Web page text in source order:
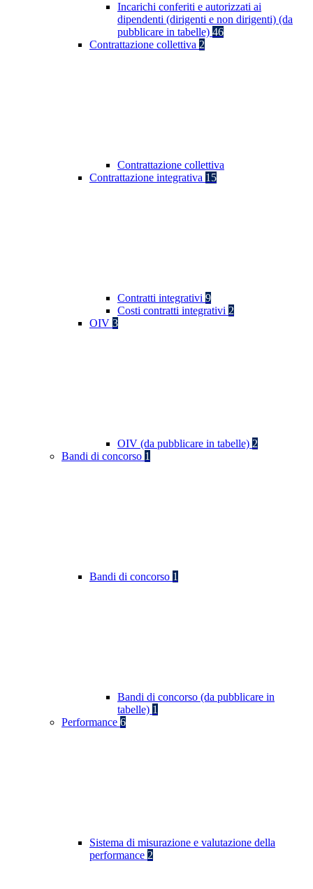
Incarichi conferiti e autorizzati ai
dipendenti (dirigenti e non dirigenti) (da
pubblicare in tabelle) 46
Contrattazione collettiva 2
Contrattazione collettiva
Contrattazione integrativa 15
Contratti integrativi 9
Costi contratti integrativi 2
OIV 3
OIV (da pubblicare in tabelle) 2
Bandi di concorso 1
Bandi di concorso 1
Bandi di concorso (da pubblicare in
tabelle) 1
Performance 6
Sistema di misurazione e valutazione della
performance 2